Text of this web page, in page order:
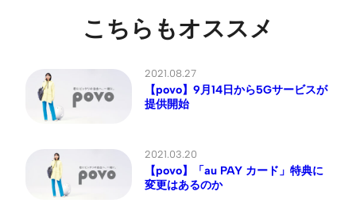
こちらもオススメ
2021.08.27
【povo】9月14日から5Gサービスが
提供開始
2021.03.20
【povo】「au PAY カード」特典に
変更はあるのか